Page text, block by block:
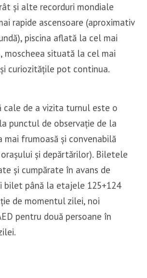
și alte recorduri mondiale
rapide ascensoare (aproximativ
piscina aflată la cel mai
moscheea situată la cel mai
curiozitățile pot continua.
cale de a vizita turnul este o
punctul de observație de la
mai frumoasă și convenabilă
și depărtărilor). Biletele
și cumpărate în avans de
bilet până la etajele 125+124
de momentul zilei, noi
pentru două persoane în